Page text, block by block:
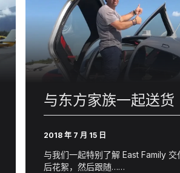
与东方家族一起送货
2018 年 7 月 15 日
与我们一起特别了解 East Family 交
后花絮，然后跟随……